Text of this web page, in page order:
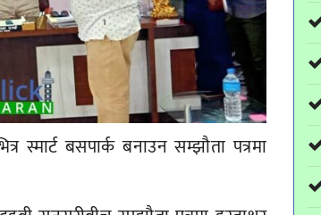
बसपार्क बनाउन सम्झौता पत्रमा